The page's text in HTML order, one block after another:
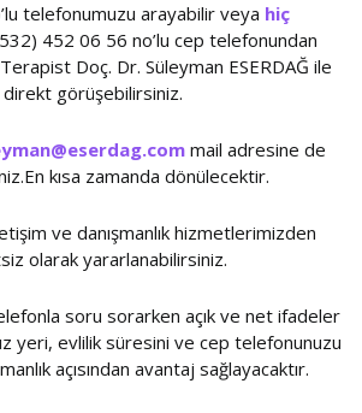
telefonumuzu arayabilir veya hiç
452 06 56 no’lu cep telefonundan
Doç. Dr. Süleyman ESERDAĞ ile
direkt görüşebilirsiniz.
mail adresine de
kısa zamanda dönülecektir.
ve danışmanlık hizmetlerimizden
olarak yararlanabilirsiniz.
soru sorarken açık ve net ifadeler
yeri, evlilik süresini ve cep telefonunuzu
açısından avantaj sağlayacaktır.